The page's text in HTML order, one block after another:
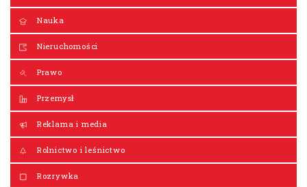
Nauka
Nieruchomości
Prawo
Przemysł
Reklama i media
Rolnictwo i leśnictwo
Rozrywka